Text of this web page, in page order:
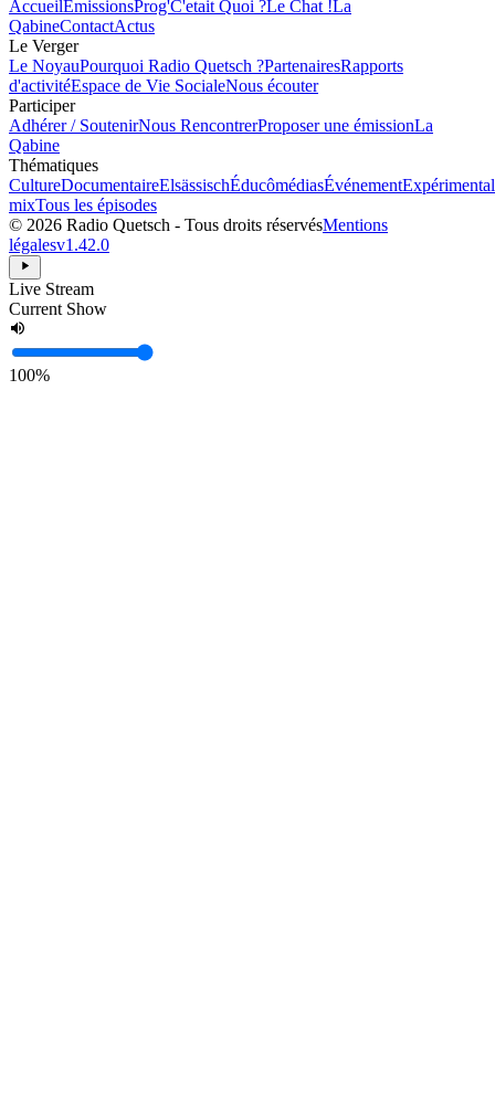
AccueilÉmissionsProg'C'etait Quoi ?Le Chat !La
QabineContactActus
Le Verger
Le NoyauPourquoi Radio Quetsch ?PartenairesRapports
d'activitéEspace de Vie SocialeNous écouter
Participer
Adhérer / SoutenirNous RencontrerProposer une émissionLa
Qabine
Thématiques
CultureDocumentaireElsässischÉducômédiasÉvénementExpérimental
mixTous les épisodes
© 2026 Radio Quetsch - Tous droits réservésMentions
légalesv1.42.0
Live Stream
Current Show
100%